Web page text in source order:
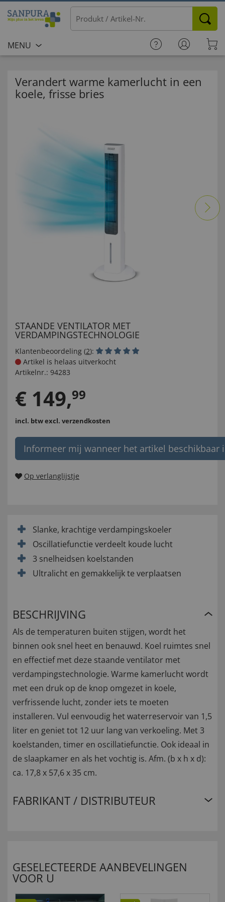
MENU
Verandert warme kamerlucht in een
koele, frisse bries
STAANDE VENTILATOR MET
VERDAMPINGSTECHNOLOGIE
Klantenbeoordeling (2):
Artikel is helaas uitverkocht
Artikelnr.: 94283
€ 149,99
incl. btwexcl. verzendkosten
Informeer mij wanneer het artikel beschikbaar
Op verlanglijstje
Slanke, krachtige verdampingskoeler
Oscillatiefunctie verdeelt koude lucht
3 snelheidsen koelstanden
Ultralicht en gemakkelijk te verplaatsen
BESCHRIJVING
Als de temperaturen buiten stijgen, wordt het
binnen ook snel heet en benauwd. Koel ruimtes snel
en effectief met deze staande ventilator met
verdampingstechnologie. Warme kamerlucht wordt
met een druk op de knop omgezet in koele,
verfrissende lucht, zonder iets te moeten
installeren. Vul eenvoudig het waterreservoir van 1,5
liter en geniet tot 12 uur lang van verkoeling. Met 3
koelstanden, timer en oscillatiefunctie. Ook ideaal in
de slaapkamer en als het vochtig is. Afm. (b x h x d):
ca. 17,8 x 57,6 x 35 cm.
FABRIKANT / DISTRIBUTEUR
GESELECTEERDE AANBEVELINGEN
VOOR U